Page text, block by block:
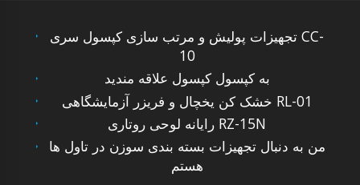
تجهیزات پولیش و مرتب سازی کپسول سری CC-
10
به کپسول کپسول علاقه مندید
خشک کن یخچال و فریزر آزمایشگاهی RL-01
رایانه لوحی روتاری RZ-15N
من به دنبال تجهیزات بسته بندی سوزن در تاول ها
هستم